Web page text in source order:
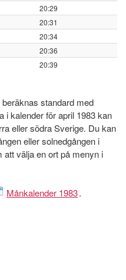
20:29
20:31
20:34
20:36
20:39
standard med
i kalender för april 1983 kan
eller södra Sverige. Du kan
eller solnedgången i
att välja en ort på menyn i
Månkalender 1983.